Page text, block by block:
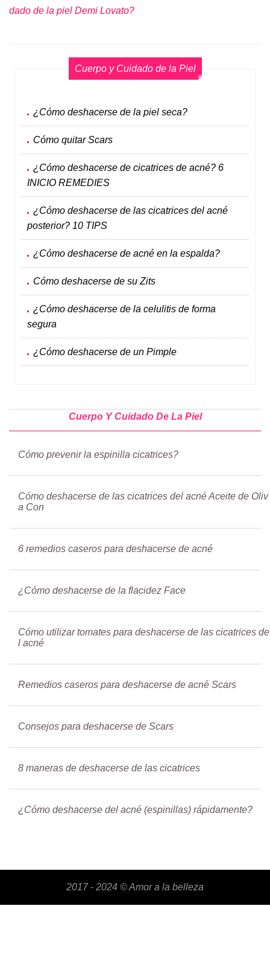
dado de la piel Demi Lovato?
Cuerpo y Cuidado de la Piel
¿Cómo deshacerse de la piel seca?
Cómo quitar Scars
¿Cómo deshacerse de cicatrices de acné? 6
INICIO REMEDIES
¿Cómo deshacerse de las cicatrices del acné
posterior? 10 TIPS
¿Cómo deshacerse de acné en la espalda?
Cómo deshacerse de su Zits
¿Cómo deshacerse de la celulitis de forma
segura
¿Cómo deshacerse de un Pimple
Cuerpo Y Cuidado De La Piel
Cómo prevenir la espinilla cicatrices?
Cómo deshacerse de las cicatrices del acné Aceite de Oliv
a Con
6 remedios caseros para deshacerse de acné
¿Cómo deshacerse de la flacidez Face
Cómo utilizar tomates para deshacerse de las cicatrices de
l acné
Remedios caseros para deshacerse de acné Scars
Consejos para deshacerse de Scars
8 maneras de deshacerse de las cicatrices
¿Cómo deshacerse del acné (espinillas) rápidamente?
2017 - 2024 ©Amor a la belleza